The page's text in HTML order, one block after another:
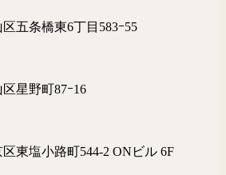
五条橋東6丁目583ｰ55
星野町87ｰ16
東塩小路町544-2 ONビル 6F